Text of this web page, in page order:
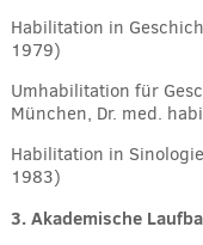
Habilitation in
1979)
Umhabilitation für
München, Dr. med.
Habilitation in
1983)
3. Akademische